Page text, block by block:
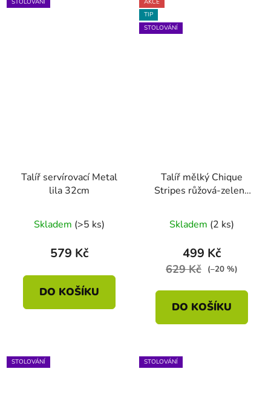
STOLOVÁNÍ
Talíř servírovací Metal
lila 32cm
Skladem (>5 ks)
579 Kč
DO KOŠÍKU
AKCE
TIP
STOLOVÁNÍ
Talíř mělký Chique
Stripes růžová-zelená
Skladem (2 ks)
499 Kč
629 Kč (–20 %)
DO KOŠÍKU
STOLOVÁNÍ STOLOVÁNÍ